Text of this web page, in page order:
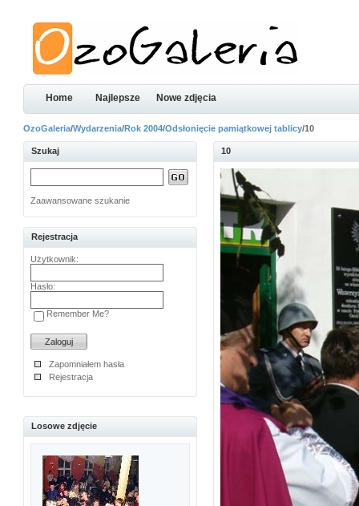
Home Najlepsze Nowe zdjęcia
OzoGaleria/Wydarzenia/Rok 2004/Odsłonięcie pamiątkowej tablicy/10
Szukaj
Zaawansowane szukanie
Rejestracja
Użytkownik:
Hasło:
Remember Me?
Zapomniałem hasła
Rejestracja
Losowe zdjęcie
10